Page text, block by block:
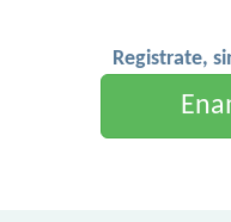
Registrate,